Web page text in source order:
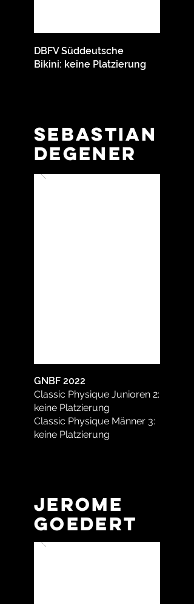
DBFV Süddeutsche
Bikini: keine Platzierung
Sebastian
Degener
GNBF 2022
Classic Physique Junioren 2:
keine Platzierung
Classic Physique Männer 3:
keine Platzierung
Jerome
Goedert